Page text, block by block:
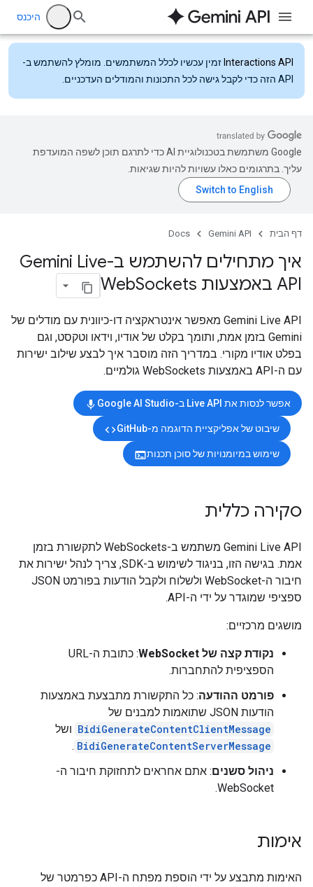
היכנס
Interactions API זמין עכשיו לכלל המשתמשים. מומלץ להשתמש ב-
API הזה כדי לקבל גישה לכל התכונות והמודלים העדכניים.
‫Google משתמשת בטכנולוגיית AI כדי לתרגם תוכן לשפה המועדפת
עליך. בתרגומים כאלו עשויות להיות שגיאות.
דף הבית Gemini API
Docs
איך מתחילים להשתמש ב-Gemini Live
API באמצעות Web
Sockets
‫Gemini Live API מאפשר אינטראקציה דו-כיוונית עם מודלים של
Gemini בזמן אמת, ותומך בקלט של אודיו, וידאו וטקסט, וגם
בפלט אודיו מקורי. במדריך הזה מוסבר איך לבצע שילוב ישירות
עם ה-API באמצעות WebSockets גולמיים.
אפשר לנסות את Live API ב-Google AI Studio mic
שיבוט של אפליקציית הדוגמה מ-GitHub code
שימוש במיומנויות של סוכן תכנותterminal
סקירה כללית
‫Gemini Live API משתמש ב-WebSockets לתקשורת בזמן
אמת. בגישה הזו, בניגוד לשימוש ב-SDK, צריך לנהל ישירות את
חיבור ה-WebSocket ולשלוח ולקבל הודעות בפורמט JSON
ספציפי שמוגדר על ידי ה-API.
מושגים מרכזיים:
נקודת קצה של WebSocket
: כתובת ה-URL
הספציפית להתחברות.
פורמט ההודעה: כל התקשורת מתבצעת באמצעות
הודעות JSON שתואמות למבנים של
BidiGenerateContentClientMessage ושל
BidiGenerateContentServerMessage
.
ניהול סשנים: אתם אחראים לתחזוקת חיבור ה-
WebSocket.
אימות
האימות מתבצע על ידי הוספת מפתח ה-API כפרמטר של